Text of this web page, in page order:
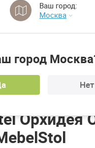
Ваш город:
Москва
город
Нет
кабинет
в комплекте
Орхидея